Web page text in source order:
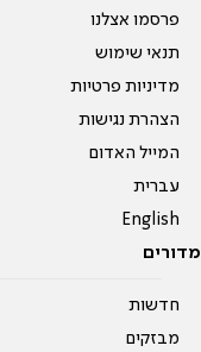
פרסמו אצלנו
תנאי שימוש
מדיניות פרטיות
הצהרת נגישות
המייל האדום
עברית
English
מדורים
חדשות
מבזקים